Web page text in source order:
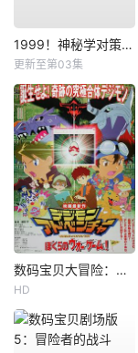
1999！神秘学对策部英语
更新至第03集
数码宝贝大冒险：我们的战争游戏！
HD